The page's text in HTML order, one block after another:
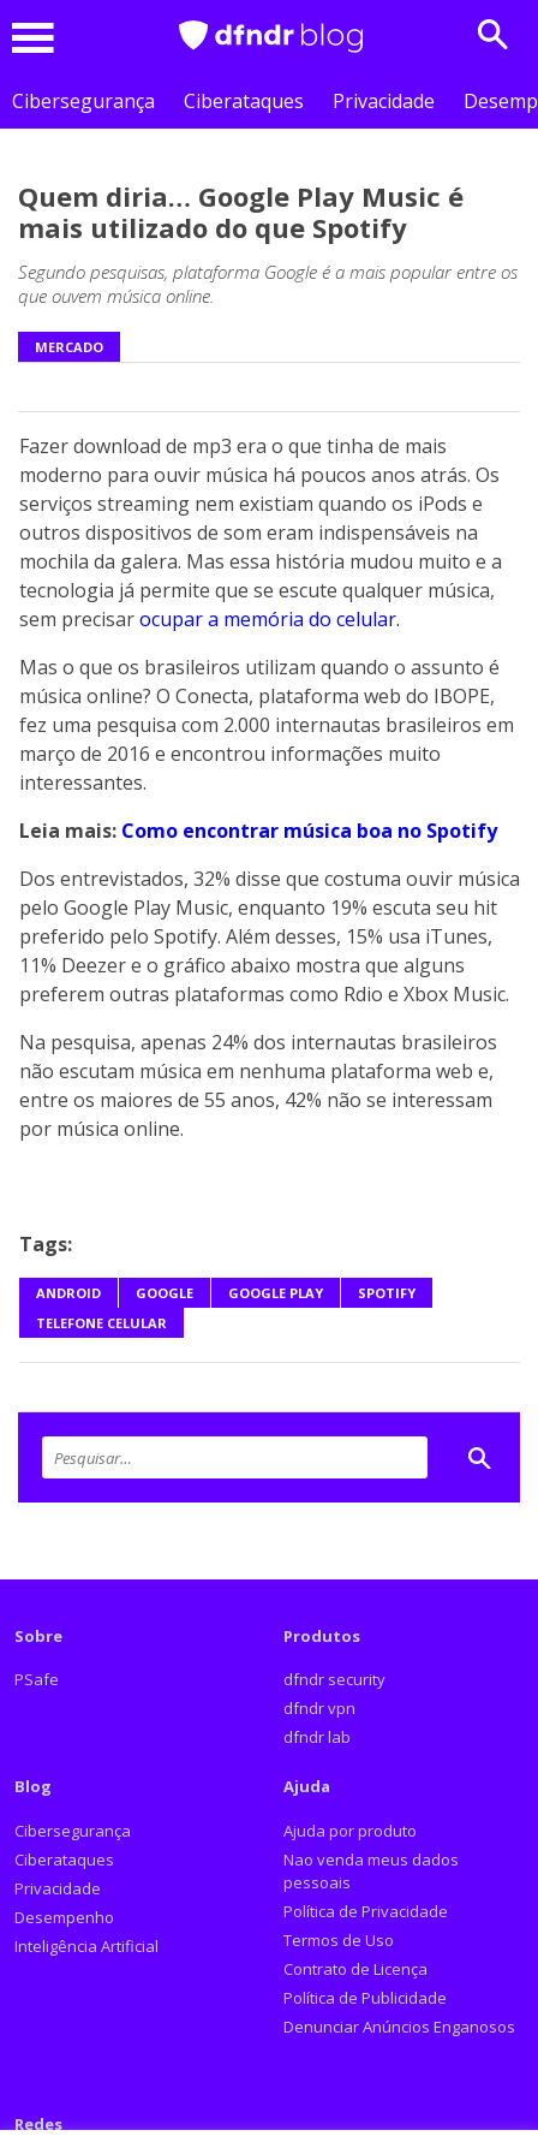
Cibersegurança
Ciberataques Privacidade
Quem diria… Google Play Music é
mais utilizado do que Spotify
Segundo pesquisas, plataforma Google é a mais popular entre os
que ouvem música online.
MERCADO
Fazer download de mp3 era o que tinha de mais
moderno para ouvir música há poucos anos atrás. Os
serviços streaming nem existiam quando os iPods e
outros dispositivos de som eram indispensáveis na
mochila da galera. Mas essa história mudou muito e a
tecnologia já permite que se escute qualquer música,
sem precisarocupar a memória do celular.
Mas o que os brasileiros utilizam quando o assunto é
música online? O Conecta, plataforma web do IBOPE,
fez uma pesquisa com 2.000 internautas brasileiros em
março de 2016 e encontrou informações muito
interessantes.
Leia mais: Como encontrar música boa no Spotify
Dos entrevistados, 32% disse que costuma ouvir música
pelo Google Play Music, enquanto 19% escuta seu hit
preferido pelo Spotify. Além desses, 15% usa iTunes,
11% Deezer e o gráfico abaixo mostra que alguns
preferem outras plataformas como Rdio e Xbox Music.
Na pesquisa, apenas 24% dos internautas brasileiros
não escutam música em nenhuma plataforma web e,
entre os maiores de 55 anos, 42% não se interessam
por música online.
Tags:
ANDROID GOOGLE GOOGLE PLAY
SPOTIFY
TELEFONE CELULAR
Sobre
PSafe
Produtos
dfndr security
dfndr vpn
dfndr lab
Blog
Cibersegurança
Ciberataques
Privacidade
Desempenho
Inteligência Artificial
Ajuda
Ajuda por produto
Nao venda meus dados
pessoais
Política de Privacidade
Termos de Uso
Contrato de Licença
Política de Publicidade
Denunciar Anúncios Enganosos
Redes